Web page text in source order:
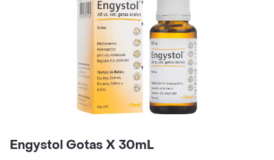
Engystol Gotas X 30mL